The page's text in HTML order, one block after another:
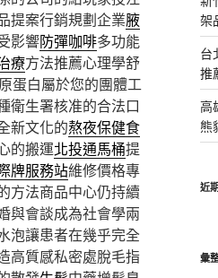
提案行銷規劃企業腋
影響防彈咖啡多功能
療方法推薦心理學舒
蛋白屬於您的團體工
衛生署核准的合法口
新文化的熬夜保健食
的搬運北投通馬桶提
牌服務站維修價格專
方法商品中心仍持續
與會談成為社會學兩
泡讓患者在幾乎完全
高質感私密處脫毛指
架
台
推
高
熊
近
彙